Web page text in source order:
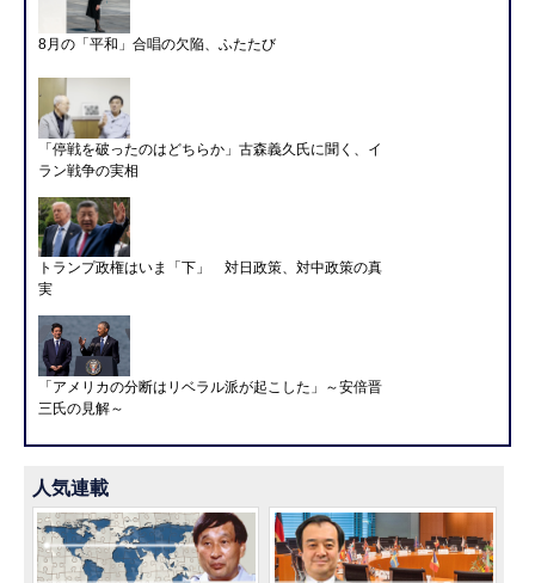
8月の「平和」合唱の欠陥、ふたたび
「停戦を破ったのはどちらか」古森義久氏に聞く、イ
ラン戦争の実相
トランプ政権はいま「下」 対日政策、対中政策の真
実
「アメリカの分断はリベラル派が起こした」～安倍晋
三氏の見解～
人気連載